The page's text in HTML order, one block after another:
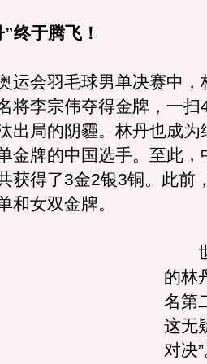
终于腾飞！
会羽毛球男单决赛中，
将李宗伟夺得金牌，一扫
出局的阴霾。林丹也成为
金牌的中国选手。至此，
获得了3金2银3铜。此前
和女双金牌。
世
的林
名第
这无
对决